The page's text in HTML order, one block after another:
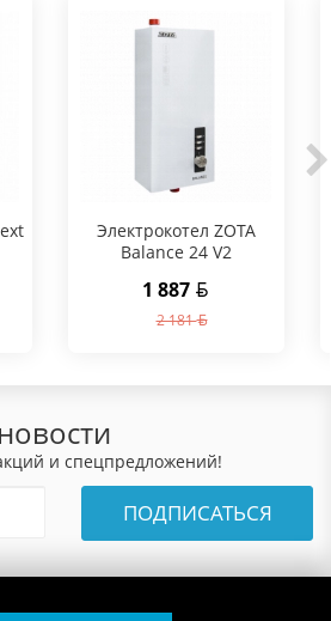
Электрокотел ZOTA
Balance 24 V2
1 887
2 181
и спецпредложений!
ПОДПИСАТЬСЯ